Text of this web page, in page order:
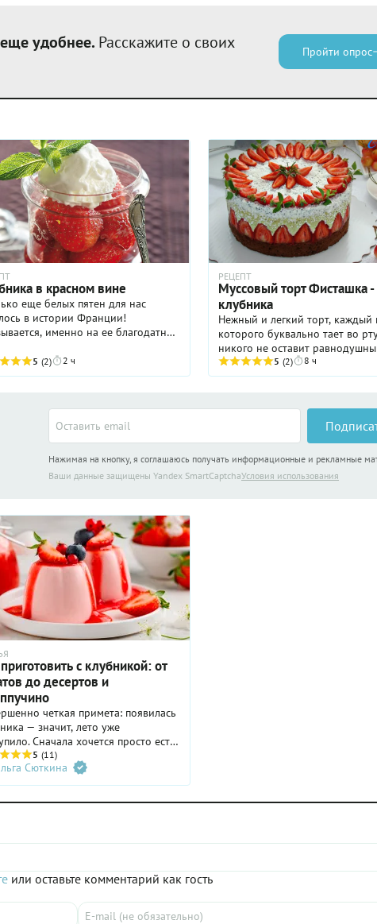
удобнее. Расскажите о своих
Пройти опрос
в красном вине
еще белых пятен для нас
в истории Франции!
именно на ее благодатной
клубнику. Что может быть
чем вечером душного ...
5 (2) 2 ч
РЕЦЕПТ
Муссовый торт Фисташка -
клубника
Нежный и легкий торт, каждый
которого буквально тает во
никого не оставит
гармонично сочетаются
корж и клубника с
5 (2) 8 ч
Нажимая на кнопку, я соглашаюсь получать информационные и рекламные
Ваши данные защищены Yandex SmartCaptchaУсловия использования
с клубникой: от
до десертов и
четкая примета: появилась
— значит, лето уже
Сначала хочется просто есть
наслаждаясь свежим
и ароматом. А когда первая
утолена, приходит время для
клубника со сливками,
5 (11)
Сюткина
или оставьте комментарий как гость